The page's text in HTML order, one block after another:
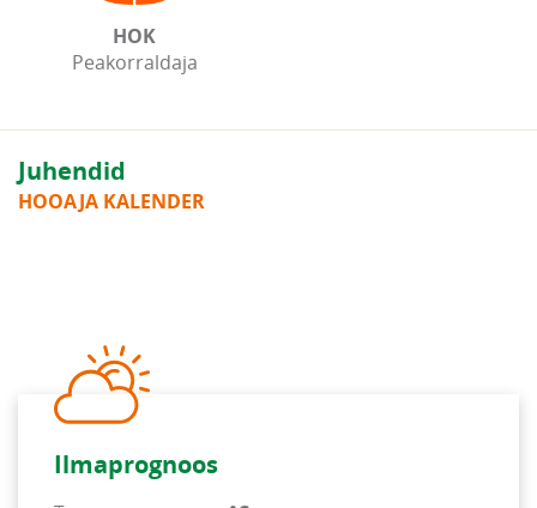
HOK
Peakorraldaja
Juhendid
HOOAJA KALENDER
Ilmaprognoos